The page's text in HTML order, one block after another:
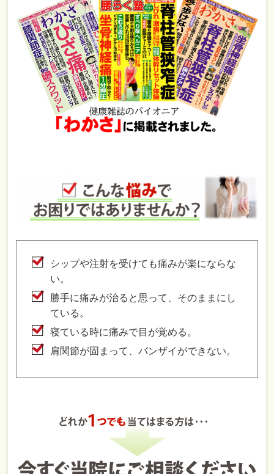
シップや注射を受けても痛みが楽にならな
い。
勝手に痛みが治ると思って、そのままにし
ている。
寝ている時に痛みで目が覚める。
肩関節が固まって、バンザイができない。